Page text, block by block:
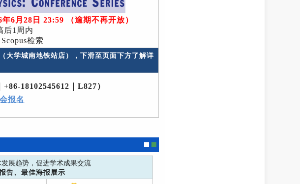
6月28日 23:59 （逾期不再开放）
后1周内
检索
大学城南地铁站店），下滑至页面下方了解详
18102545612｜L827）
报名
展趋势，促进学术成果交流
告、最佳海报展示